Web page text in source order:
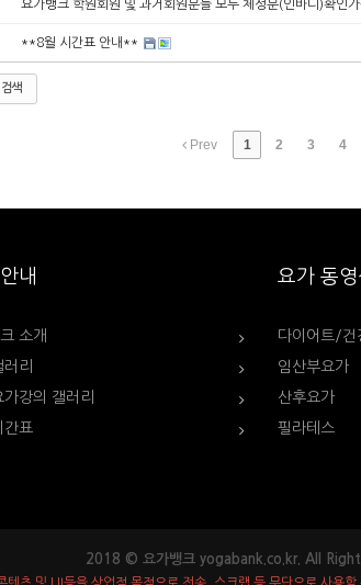
요가뱅크 학원회원 및 과거회원분들 모두 체성분(인바디)확인가
**8월 시간표 안내**
검색
Prev 1 2 3 4
내
소개
리
가강의 갤러리
간표
요가 동영
다이어트/건
임산부요가
산후요가
필라테스
2018 © 요가뱅크 yogabank.co.kr. All